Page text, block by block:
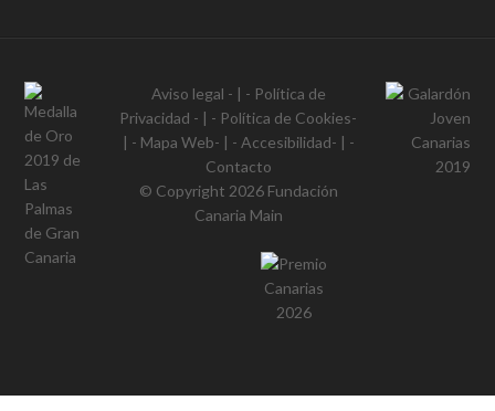
Aviso legal - | - Política de
Privacidad - | - Política de Cookies-
| - Mapa Web- | - Accesibilidad- | -
Contacto
© Copyright 2026 Fundación
Canaria Main